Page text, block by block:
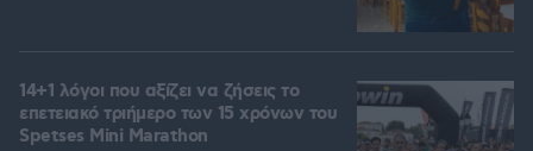
14+1 λόγοι που αξίζει να ζήσεις το
επετειακό τριήμερο των 15 χρόνων του
Spetses Mini Marathon